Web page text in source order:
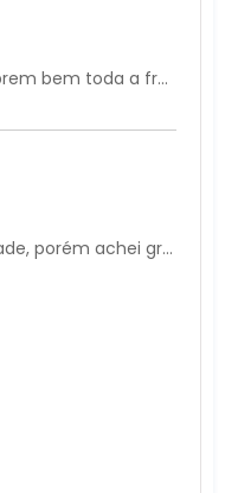
As calcinhas são lindas e cobrem bem toda a fralda.
São lindas e de ótimo qualidade, porém achei grandes, mas compraria novamente, pois com fralda ficaram ótimas!